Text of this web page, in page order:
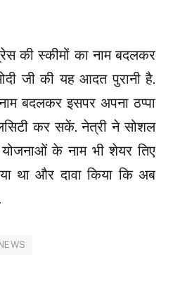
की स्कीमों का नाम बदलकर
जी की यह आदत पुरानी है.
बदलकर इसपर अपना ठप्पा
कर सकें. नेत्री ने सोशल
योजनाओं के नाम भी शेयर तिए
था और दावा किया कि अब